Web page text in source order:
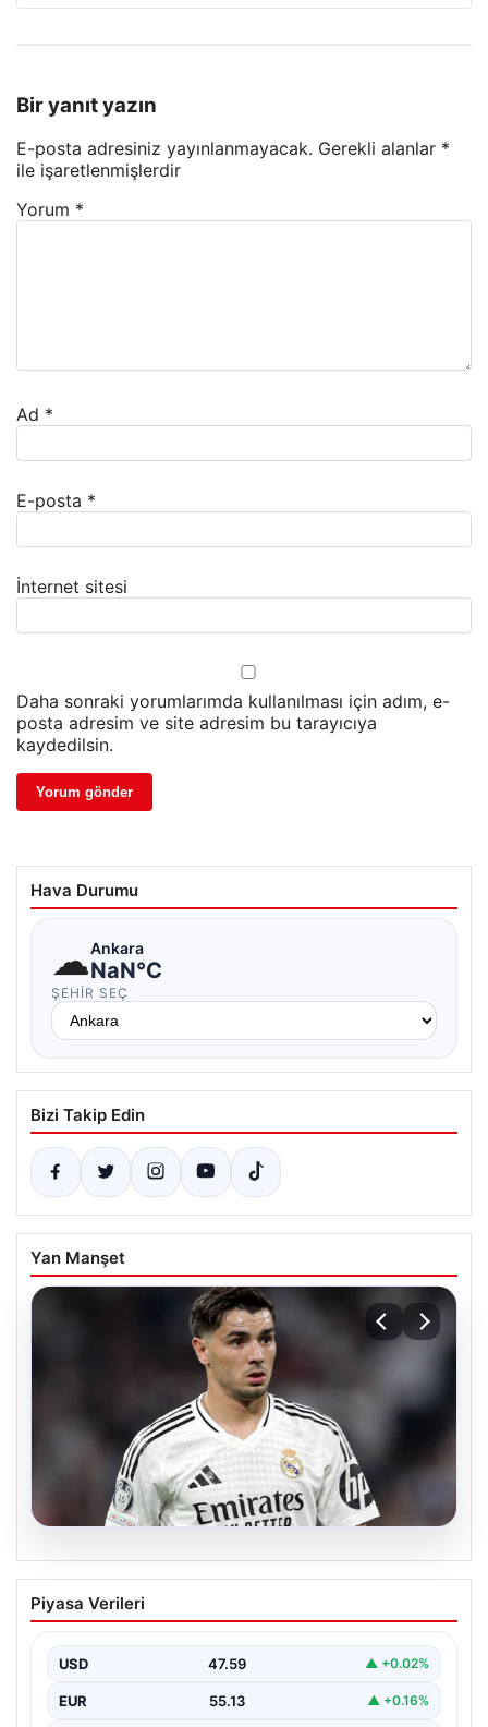
Bir yanıt yazın
E-posta adresiniz yayınlanmayacak. Gerekli alanlar *
ile işaretlenmişlerdir
Yorum *
Ad *
E-posta *
İnternet sitesi
Daha sonraki yorumlarımda kullanılması için adım, e-
posta adresim ve site adresim bu tarayıcıya
kaydedilsin.
Hava Durumu
☁Ankara
NaN°C
ŞEHIR SEÇ
Bizi Takip Edin
Yan Manşet
Beşiktaş’ta Salah Sonrası Yüksek Hızlı
Transfer Hamlesi: Real Madrid’in Yıldızı
Yeni sezon öncesinde güçlü bir kadro kurma
transferinden olumsuz…
Piyasa Verileri
USD 47.59 ▲ +0.02%
EUR 55.13 ▲ +0.16%